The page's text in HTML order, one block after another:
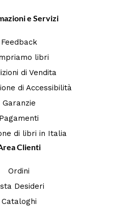
e Servizi
Feedback
libri
di Vendita
di Accessibilità
Garanzie
Pagamenti
di libri in Italia
Clienti
Ordini
Desideri
Cataloghi